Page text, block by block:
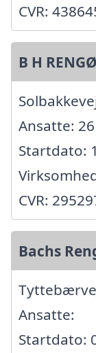
CVR:
B H
Ansatte: 26
Startdato:
CVR:
Bachs
Ansatte:
Startdato: